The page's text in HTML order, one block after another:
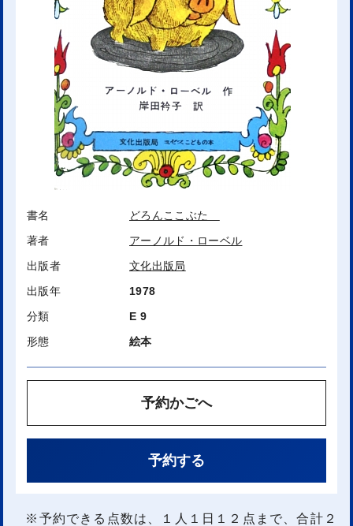
書名
どろんここぶた
著者
アーノルド・ローベル
出版者
文化出版局
出版年
1978
分類
E 9
形態
絵本
予約かごへ
予約する
※予約できる点数は、１人１日１２点まで、合計２